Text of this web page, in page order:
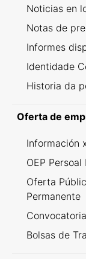
Noticias en
Notas de
Informes
Identidade
Historia da
Oferta de
Información
OEP
Oferta
Permanente
Bolsas de